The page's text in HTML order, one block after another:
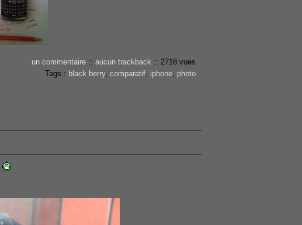
un commentaire :: aucun trackback :: 2718 vues
Tags : black berry, comparatif, iphone, photo